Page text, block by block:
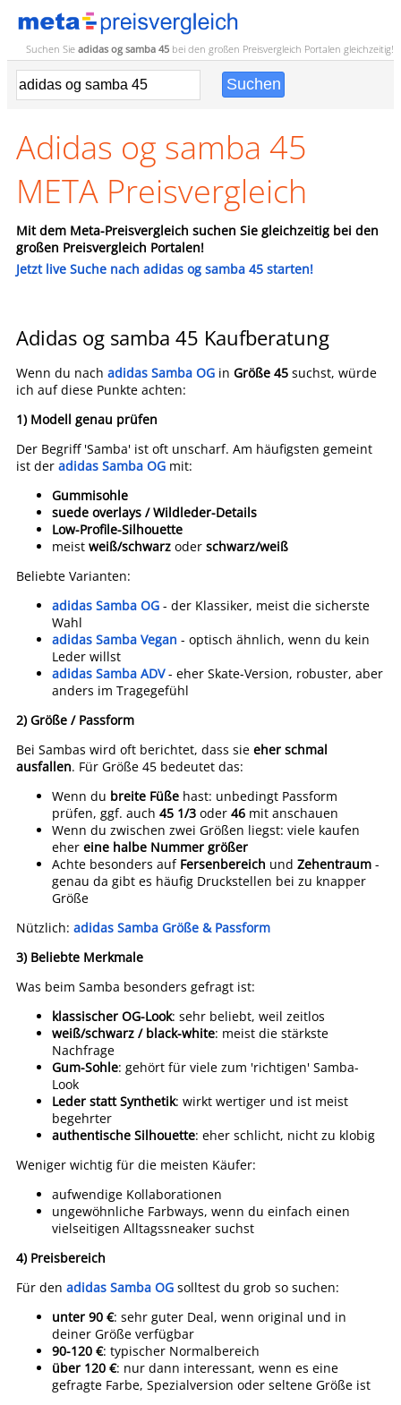
Suchen Sie adidas og samba 45 bei den großen Preisvergleich Portalen gleichzeitig!
Adidas og samba 45
META Preisvergleich
Mit dem Meta-Preisvergleich suchen Sie gleichzeitig bei den
großen Preisvergleich Portalen!
Jetzt live Suche nach adidas og samba 45 starten!
Adidas og samba 45 Kaufberatung
Wenn du nach adidas Samba OG in Größe 45 suchst, würde
ich auf diese Punkte achten:
1) Modell genau prüfen
Der Begriff 'Samba' ist oft unscharf. Am häufigsten gemeint
ist der adidas Samba OG mit:
Gummisohle
suede overlays / Wildleder-Details
Low-Profile-Silhouette
meist weiß/schwarz oder schwarz/weiß
Beliebte Varianten:
adidas Samba OG - der Klassiker, meist die sicherste
Wahl
adidas Samba Vegan - optisch ähnlich, wenn du kein
Leder willst
adidas Samba ADV- eher Skate-Version, robuster, aber
anders im Tragegefühl
2) Größe / Passform
Bei Sambas wird oft berichtet, dass sie eher schmal
ausfallen. Für Größe 45 bedeutet das:
Wenn du breite Füße hast: unbedingt Passform
prüfen, ggf. auch 45 1/3 oder 46 mit anschauen
Wenn du zwischen zwei Größen liegst: viele kaufen
eher eine halbe Nummer größer
Achte besonders auf Fersenbereich und Zehentraum -
genau da gibt es häufig Druckstellen bei zu knapper
Größe
Nützlich: adidas Samba Größe & Passform
3) Beliebte Merkmale
Was beim Samba besonders gefragt ist:
klassischer OG-Look: sehr beliebt, weil zeitlos
weiß/schwarz / black-white: meist die stärkste
Nachfrage
Gum-Sohle: gehört für viele zum 'richtigen' Samba-
Look
Leder statt Synthetik: wirkt wertiger und ist meist
begehrter
authentische Silhouette: eher schlicht, nicht zu klobig
Weniger wichtig für die meisten Käufer:
aufwendige Kollaborationen
ungewöhnliche Farbways, wenn du einfach einen
vielseitigen Alltagssneaker suchst
4) Preisbereich
Für den adidas Samba OG solltest du grob so suchen:
unter 90 €: sehr guter Deal, wenn original und in
deiner Größe verfügbar
90-120 €: typischer Normalbereich
über 120 €: nur dann interessant, wenn es eine
gefragte Farbe, Spezialversion oder seltene Größe ist